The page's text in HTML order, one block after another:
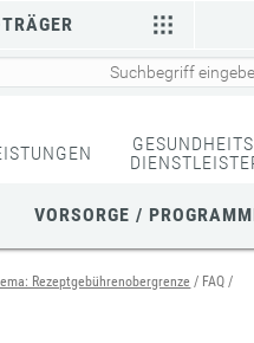
VORSORGE /
Rezeptgebührenobergrenze FAQ